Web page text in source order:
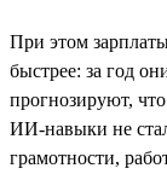
При этом
быстрее: за год
прогнозируют,
ИИ-навыки не
грамотности,